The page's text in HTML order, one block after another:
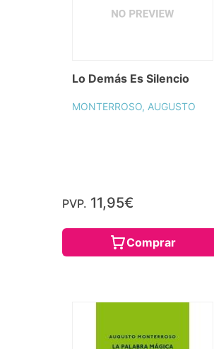
Lo Demás Es Silencio
MONTERROSO, AUGUSTO
PVP. 11,95€
Comprar